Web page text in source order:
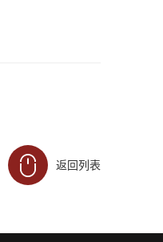
资子公司天津某建
返回列表